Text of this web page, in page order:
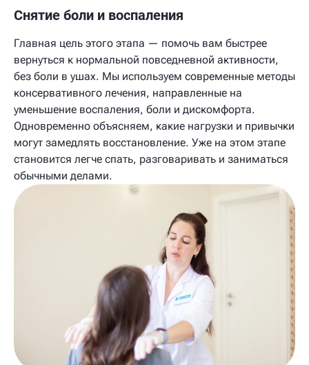
Снятие боли и воспаления
Главная цель этого этапа — помочь вам быстрее
вернуться к нормальной повседневной активности,
без боли в ушах. Мы используем современные методы
консервативного лечения, направленные на
уменьшение воспаления, боли и дискомфорта.
Одновременно объясняем, какие нагрузки и привычки
могут замедлять восстановление. Уже на этом этапе
становится легче спать, разговаривать и заниматься
обычными делами.